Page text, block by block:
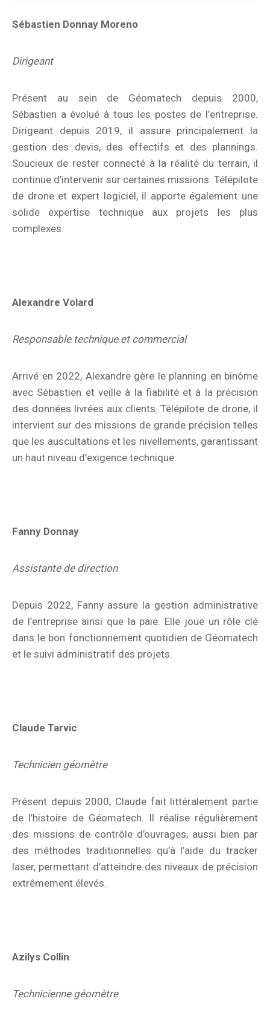
Sébastien Donnay Moreno
Dirigeant
Présent au sein de Géomatech depuis 2000,
Sébastien a évolué à tous les postes de l’entreprise.
Dirigeant depuis 2019, il assure principalement la
gestion des devis, des effectifs et des plannings.
Soucieux de rester connecté à la réalité du terrain, il
continue d’intervenir sur certaines missions. Télépilote
de drone et expert logiciel, il apporte également une
solide expertise technique aux projets les plus
complexes.
Alexandre Volard
Responsable technique et commercial
Arrivé en 2022, Alexandre gère le planning en binôme
avec Sébastien et veille à la fiabilité et à la précision
des données livrées aux clients. Télépilote de drone, il
intervient sur des missions de grande précision telles
que les auscultations et les nivellements, garantissant
un haut niveau d’exigence technique.
Fanny Donnay
Assistante de direction
Depuis 2022, Fanny assure la gestion administrative
de l’entreprise ainsi que la paie. Elle joue un rôle clé
dans le bon fonctionnement quotidien de Géomatech
et le suivi administratif des projets.
Claude Tarvic
Technicien géomètre
Présent depuis 2000, Claude fait littéralement partie
de l’histoire de Géomatech. Il réalise régulièrement
des missions de contrôle d’ouvrages, aussi bien par
des méthodes traditionnelles qu’à l’aide du tracker
laser, permettant d’atteindre des niveaux de précision
extrêmement élevés.
Azilys Collin
Technicienne géomètre